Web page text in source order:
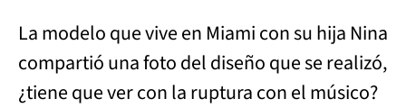
La modelo que vive en Miami con su hija Nina
compartió una foto del diseño que se realizó,
¿tiene que ver con la ruptura con el músico?